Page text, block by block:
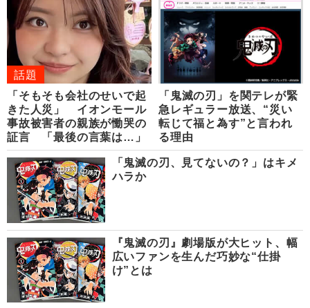
話題
「そもそも会社のせいで起
きた人災」 イオンモール
事故被害者の親族が慟哭の
証言 「最後の言葉は…」
「鬼滅の刃」を関テレが緊
急レギュラー放送、“災い
転じて福と為す”と言われ
る理由
「鬼滅の刃、見てないの？」はキメ
ハラか
『鬼滅の刃』劇場版が大ヒット、幅
広いファンを生んだ巧妙な“仕掛
け”とは